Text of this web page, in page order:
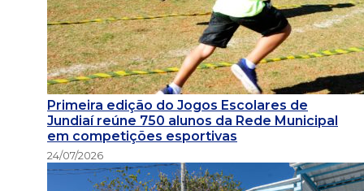
Primeira edição do Jogos Escolares de
Jundiaí reúne 750 alunos da Rede Municipal
em competições esportivas
24/07/2026